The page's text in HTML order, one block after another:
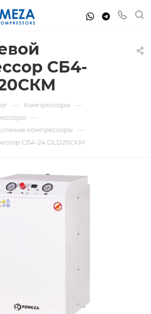
СБ4-
— Компрессоры —
—
компрессоры —
СБ4-24.OLD20СКМ